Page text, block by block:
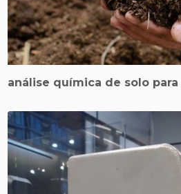
análise química de solo